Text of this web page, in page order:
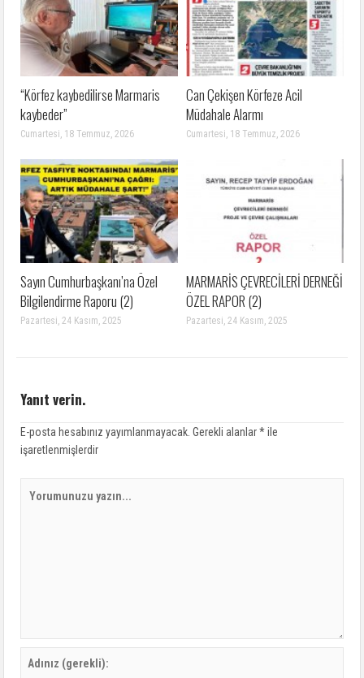
“Körfez kaybedilirse Marmaris
kaybeder”
Cumartesi, 18 Temmuz, 2026
Can Çekişen Körfeze Acil
Müdahale Alarmı
Cumartesi, 18 Temmuz, 2026
Sayın Cumhurbaşkanı’na Özel
Bilgilendirme Raporu (2)
Pazartesi, 24 Kasım, 2025
MARMARİS ÇEVRECİLERİ DERNEĞİ
ÖZEL RAPOR (2)
Pazartesi, 24 Kasım, 2025
Yanıt verin.
E-posta hesabınız yayımlanmayacak. Gerekli alanlar*ile
işaretlenmişlerdir